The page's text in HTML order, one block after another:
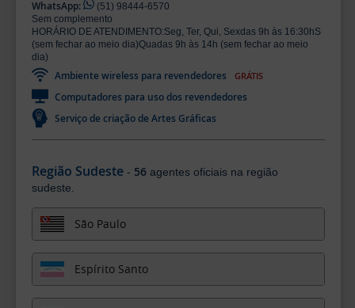
WhatsApp:
(51) 98444-6570
Sem complemento
HORÁRIO DE ATENDIMENTO:Seg, Ter, Qui, Sexdas 9h às 16:30hS
(sem fechar ao meio dia)Quadas 9h às 14h (sem fechar ao meio
dia)
Ambiente wireless para revendedores GRÁTIS
Computadores para uso dos revendedores
Serviço de criação de Artes Gráficas
Região Sudeste - 56agentes oficiais na região
sudeste.
São Paulo
Espírito Santo